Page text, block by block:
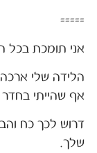
=====
אני תומכת בכל
אף שהייתי בחדר
דרוש לכך כח
שלך.